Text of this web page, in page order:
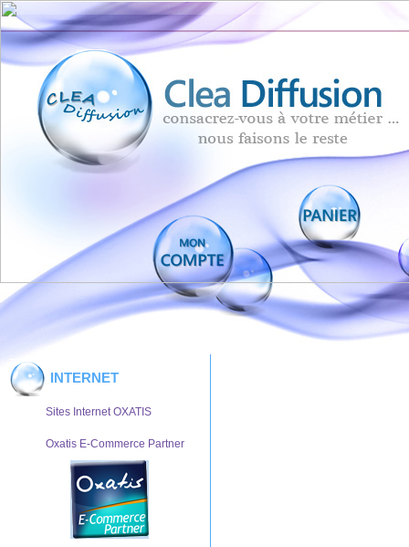
INTERNET
Sites Internet OXATIS
Oxatis E-Commerce Partner